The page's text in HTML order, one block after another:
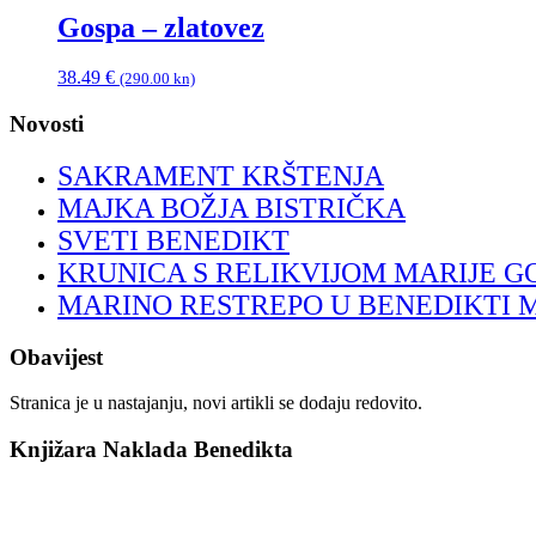
Gospa – zlatovez
38.49 € (290.00 kn)
Novosti
SAKRAMENT KRŠTENJA
MAJKA BOŽJA BISTRIČKA
SVETI BENEDIKT
KRUNICA S RELIKVIJOM MARIJE
MARINO RESTREPO U BENEDIKTI
Obavijest
Stranica je u nastajanju, novi artikli se dodaju redovito.
Knjižara Naklada Benedikta